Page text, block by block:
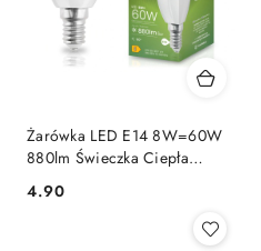
Żarówka LED E14 8W=60W
880lm Świeczka Ciepła
3000K Mocna Jasna Lumiled
B35
Cena:
4.90